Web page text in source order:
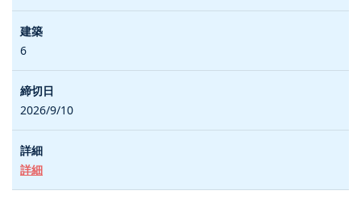
6
2026/9/10
詳細